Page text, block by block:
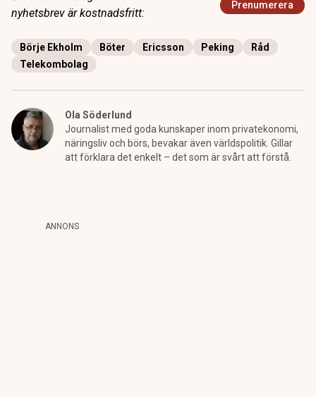
nyhetsbrev är kostnadsfritt:
Prenumerera
Börje Ekholm Böter Ericsson Peking
Råd
Telekombolag
Ola Söderlund
Journalist med goda kunskaper inom privatekonomi,
näringsliv och börs, bevakar även världspolitik. Gillar
att förklara det enkelt – det som är svårt att förstå.
ANNONS